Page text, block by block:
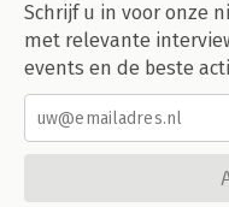
Schrijf u in voor onze
met relevante
events en de beste